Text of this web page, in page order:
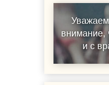
внимание,
и с